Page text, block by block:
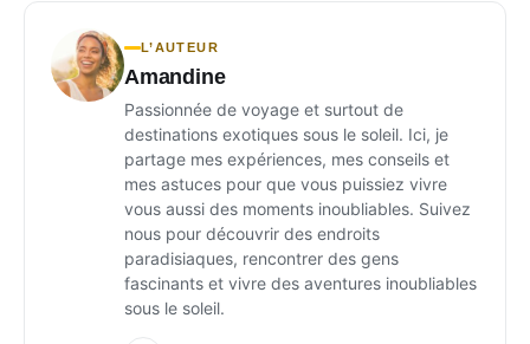
L’AUTEUR
Amandine
Passionnée de voyage et surtout de
destinations exotiques sous le soleil. Ici, je
partage mes expériences, mes conseils et
mes astuces pour que vous puissiez vivre
vous aussi des moments inoubliables. Suivez
nous pour découvrir des endroits
paradisiaques, rencontrer des gens
fascinants et vivre des aventures inoubliables
sous le soleil.